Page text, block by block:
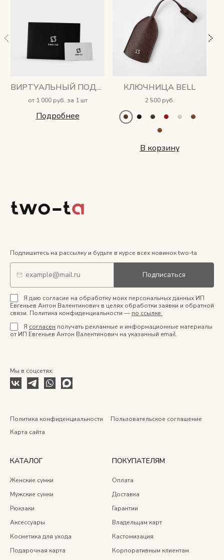
ВИРТУАЛЬНЫЙ ПОДАРОЧНЫЙ СЕРТИФИКАТ
от 1 000 руб. за 1 шт
Подробнее
КЛЮЧНИЦА BELL
2 500 руб.
В корзину
Подпишитесь на рассылку и будьте в курсе всех новинок two-ta
Подписаться
Я даю согласие на обработку моих персональных данных ИП
Евгеньев Антон Валентинович в целях обработки заявки и обратной
связи. Политика конфиденциальности — по ссылке.
Я согласен получать рекламные и информационные материалы
от ИП Евгеньев Антон Валентинович на указанный email.
Мы в соцсетях:
Политика конфиденциальности
Пользовательское соглашение
Карта сайта
КАТАЛОГ
Женские сумки
Мужские сумки
Рюкзаки
Аксессуары
Косметика для ухода
Подарочная карта
ПОКУПАТЕЛЯМ
Оплата
Доставка
Гарантии
Владельцам карт
Кастомизация
Корпоративным клиентам